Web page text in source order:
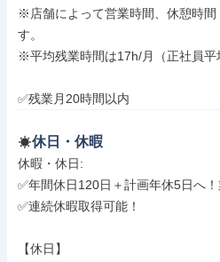
※店舗によって営業時間、休憩時間
す。
※平均残業時間は17h/月（正社員平
✅残業月20時間以内
休日・休暇
休暇・休日:
✅年間休日120日＋計画年休5日へ！
✅連続休暇取得可能！
【休日】